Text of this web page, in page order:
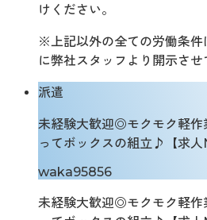
けください。
※上記以外の全ての労働条件
に弊社スタッフより開示させ
派遣
未経験大歓迎◎モクモク軽作
ってボックスの組立♪【求
waka95856
未経験大歓迎◎モクモク軽作